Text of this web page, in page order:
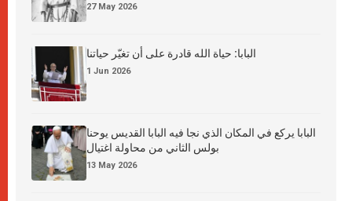
27 May 2026
البابا: حياة الله قادرة على أن تغيّر حياتنا
1 Jun 2026
البابا يركع في المكان الذي نجا فيه البابا القديس يوحنا
بولس الثاني من محاولة اغتيال
13 May 2026